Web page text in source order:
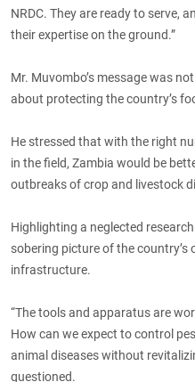
NRDC. They are ready to serve,
their expertise on the ground.”
Mr. Muvombo’s message was
about protecting the country’s
He stressed that with the right
in the field, Zambia would be
outbreaks of crop and livestock
Highlighting a neglected
sobering picture of the country’s
infrastructure.
“The tools and apparatus are
How can we expect to control
animal diseases without
questioned.